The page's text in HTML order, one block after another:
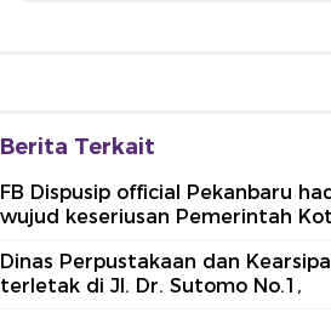
Berita Terkait
FB Dispusip official Pekanbaru
wujud keseriusan Pemerintah
Dinas Perpustakaan dan
terletak di Jl. Dr. Sutomo No.1,